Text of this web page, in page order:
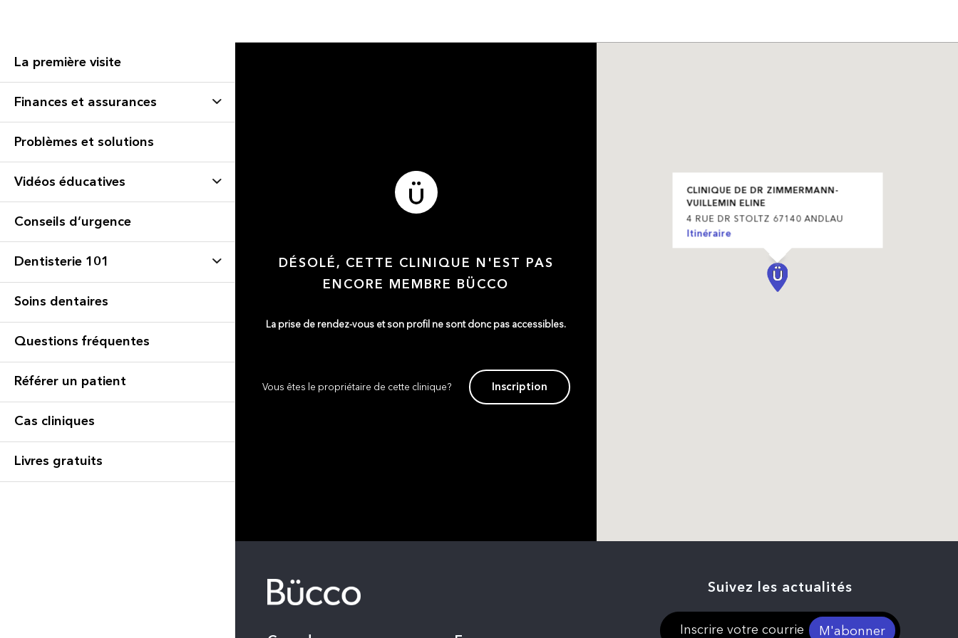
La première visite
Finances et assurances
Problèmes et solutions
Vidéos éducatives
Conseils d’urgence
Dentisterie 101
Soins dentaires
Questions fréquentes
Référer un patient
Cas cliniques
Livres gratuits
DÉSOLÉ, CETTE CLINIQUE N'EST PAS
ENCORE MEMBRE BÜCCO
La prise de rendez-vous et son profil ne sont donc pas accessibles.
Vous êtes le propriétaire de cette clinique? Inscription
CLINIQUE DE DR ZIMMERMANN-
VUILLEMIN ELINE
4 RUE DR STOLTZ 67140 ANDLAU
Itinéraire
Suivez les actualités
M'abonner